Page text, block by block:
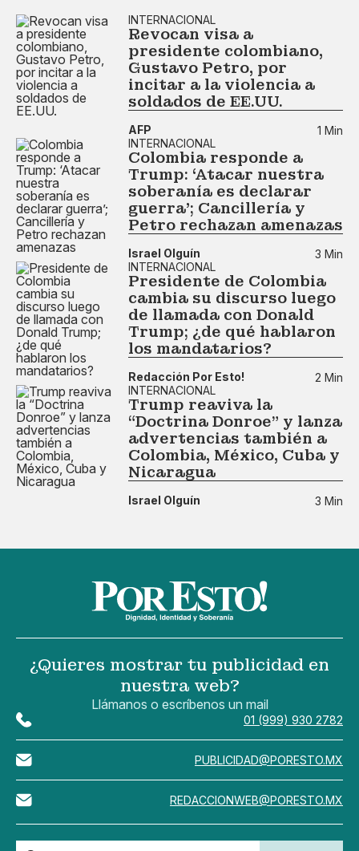
INTERNACIONAL
Revocan visa a
presidente colombiano,
Gustavo Petro, por
incitar a la violencia a
soldados de EE.UU.
AFP
1 Min
INTERNACIONAL
Colombia responde a
Trump: ‘Atacar nuestra
soberanía es declarar
guerra’; Cancillería y
Petro rechazan amenazas
Israel Olguín
3 Min
INTERNACIONAL
Presidente de Colombia
cambia su discurso luego
de llamada con Donald
Trump; ¿de qué hablaron
los mandatarios?
Redacción Por Esto!
2 Min
INTERNACIONAL
Trump reaviva la
“Doctrina Donroe” y lanza
advertencias también a
Colombia, México, Cuba y
Nicaragua
Israel Olguín 3 Min
¿Quieres mostrar tu publicidad en
nuestra web?
Llámanos o escríbenos un mail
01 (999) 930 2782
PUBLICIDAD@PORESTO.MX
REDACCIONWEB@PORESTO.MX